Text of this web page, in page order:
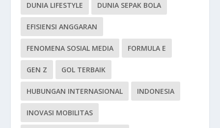
DUNIA LIFESTYLE DUNIA SEPAK BOLA
EFISIENSI ANGGARAN
FENOMENA SOSIAL MEDIA FORMULA E
GEN Z GOL TERBAIK
HUBUNGAN INTERNASIONAL INDONESIA
INOVASI MOBILITAS